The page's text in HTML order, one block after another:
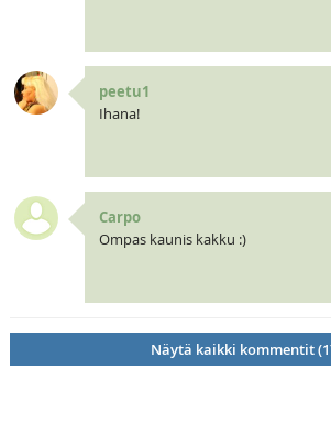
peetu1
Ihana!
Carpo
Ompas kaunis kakku :)
Näytä kaikki kommentit